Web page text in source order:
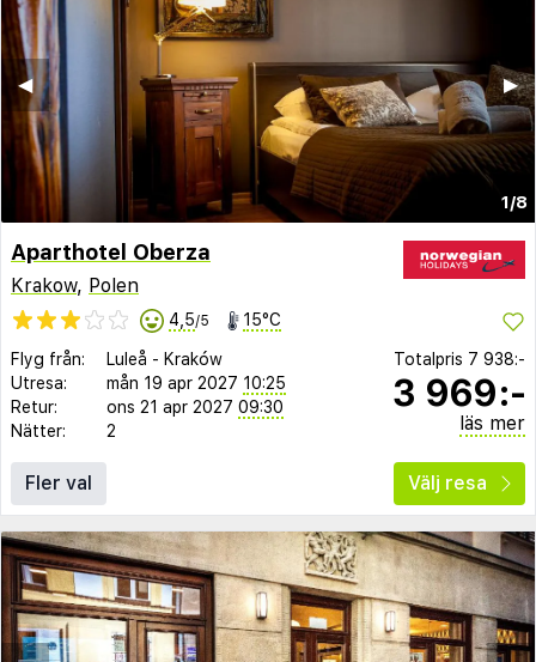
1/8
▶︎
◀︎
Aparthotel Oberza
Krakow, Polen
4,5/5 15°C
Flyg från: Luleå - Kraków
Utresa:
mån 19 apr 2027 10:25
Retur:
ons 21 apr 2027 09:30
Nätter:
2
Totalpris 7 938:-
3 969:-
läs mer
Fler val Välj resa